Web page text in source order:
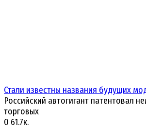
Стали известны названия будущих
Российский автогигант патентовал
торговых
0 61.7к.